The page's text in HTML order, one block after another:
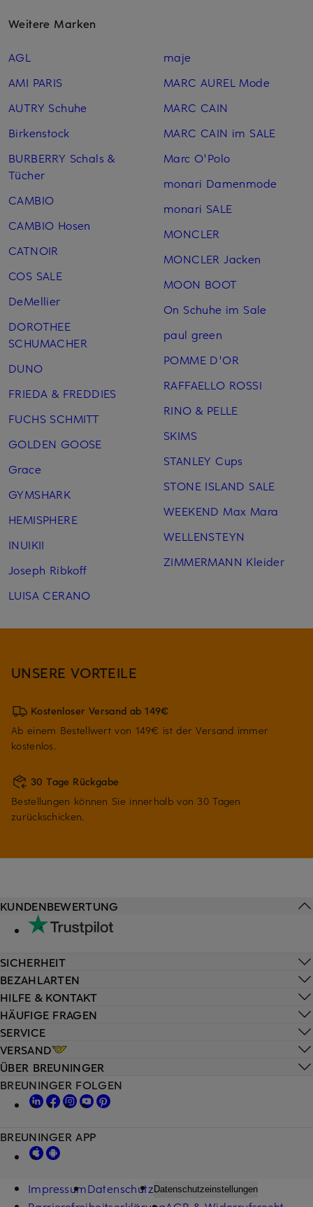
Weitere Marken
AGL
AMI PARIS
AUTRY Schuhe
Birkenstock
BURBERRY Schals &
Tücher
CAMBIO
CAMBIO Hosen
CATNOIR
COS SALE
DeMellier
DOROTHEE
SCHUMACHER
DUNO
FRIEDA & FREDDIES
FUCHS SCHMITT
GOLDEN GOOSE
Grace
GYMSHARK
HEMISPHERE
INUIKII
Joseph Ribkoff
LUISA CERANO
maje
MARC AUREL Mode
MARC CAIN
MARC CAIN im SALE
Marc O'Polo
monari Damenmode
monari SALE
MONCLER
MONCLER Jacken
MOON BOOT
On Schuhe im Sale
paul green
POMME D'OR
RAFFAELLO ROSSI
RINO & PELLE
SKIMS
STANLEY Cups
STONE ISLAND SALE
WEEKEND Max Mara
WELLENSTEYN
ZIMMERMANN Kleider
UNSERE VORTEILE
Kostenloser Versand ab 149€
Ab einem Bestellwert von 149€ ist der Versand immer
kostenlos.
30 Tage Rückgabe
Bestellungen können Sie innerhalb von 30 Tagen
zurückschicken.
HILFE & KONTAKT
HÄUFIGE FRAGEN
SERVICE
VERSAND
KUNDENBEWERTUNG
SICHERHEIT
BEZAHLARTEN
ÜBER BREUNINGER
BREUNINGER FOLGEN
BREUNINGER APP
ImpressumDatenschutz Datenschutzeinstellungen